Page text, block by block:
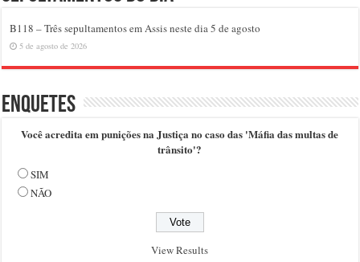
B118 – Três sepultamentos em Assis neste dia 5 de agosto
5 de agosto de 2026
Enquetes
Você acredita em punições na Justiça no caso das 'Máfia das multas de
trânsito'?
SIM
NÃO
View Results